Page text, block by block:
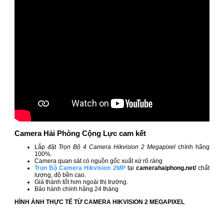
Camera Hải Phòng Cộng Lực cam kết
Lắp đặt Trọn Bộ 4 Camera Hikvision 2 Megapixel chính hãng
100%.
Camera quan sát có nguồn gốc xuất xứ rõ ràng
Trọn Bộ Camera Hikvision 2MPtại camerahaiphong.net/chất
lượng, độ bền cao.
Giá thành tốt hơn ngoài thị trường.
Bảo hành chính hãng 24 tháng
HÌNH ẢNH THỰC TẾ TỪ CAMERA HIKVISION 2 MEGAPIXEL